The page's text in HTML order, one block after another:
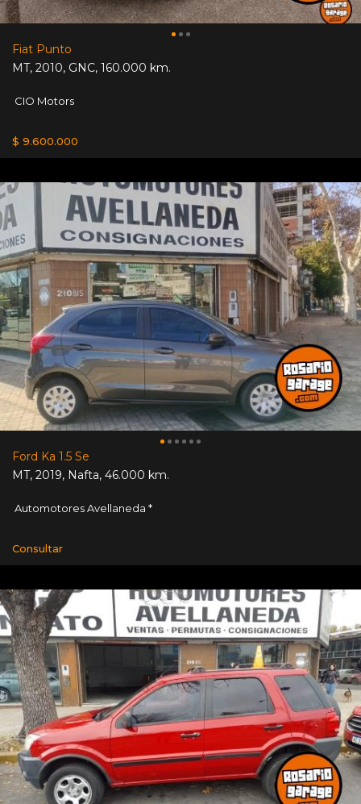
Fiat Punto
MT, 2010, GNC, 160.000 km.
CIO Motors
$ 9.600.000
Ford Ka 1.5 Se
MT, 2019, Nafta, 46.000 km.
Automotores Avellaneda *
Consultar